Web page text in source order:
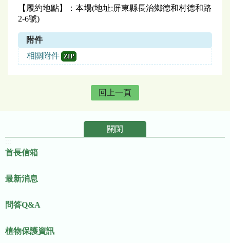
【履約地點】：本場(地址:屏東縣長治鄉德和村德和路
2-6號)
附件
相關附件 ZIP
回上一頁
關閉
首長信箱
最新消息
問答Q&A
植物保護資訊